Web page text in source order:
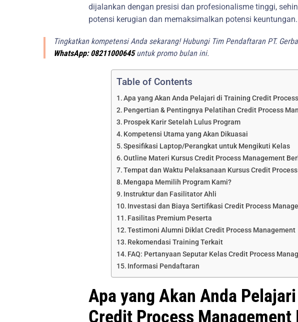
dijalankan dengan presisi dan profesionalisme tinggi,
potensi kerugian dan memaksimalkan potensi keuntungan.
Tingkatkan kompetensi Anda sekarang! Hubungi Tim Pendaftaran PT.
WhatsApp: 08211000645untuk promo bulan ini.
Table of Contents
Apa yang Akan Anda Pelajari di Training Credit
Pengertian & Pentingnya Pelatihan Credit Process
Prospek Karir Setelah Lulus Program
Kompetensi Utama yang Akan Dikuasai
Spesifikasi Laptop/Perangkat untuk Mengikuti Kelas
Outline Materi Kursus Credit Process Management
Tempat dan Waktu Pelaksanaan Kursus Credit
Mengapa Memilih Program Kami?
Instruktur dan Fasilitator Ahli
Investasi dan Biaya Sertifikasi Credit Process
Fasilitas Premium Peserta
Testimoni Alumni Diklat Credit Process Management
Rekomendasi Training Terkait
FAQ: Pertanyaan Seputar Kelas Credit Process
Informasi Pendaftaran
Apa yang Akan Anda
Credit Process Management